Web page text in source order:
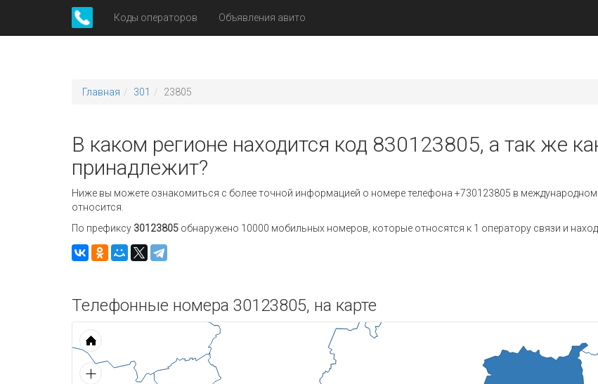
Коды операторов Объявления авито
Главная 301 23805
В каком регионе находится код 830123805, а так же
принадлежит?
Ниже вы можете ознакомиться с более точной информацией о номере телефона +730123805 в
относится.
По префиксу 30123805 обнаружено 10000 мобильных номеров, которые относятся к 1 оператору связи и
Телефонные номера 30123805, на карте